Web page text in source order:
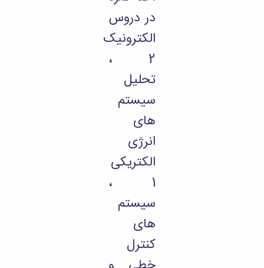
در دروس
الکترونیک
2 ،
تحلیل
سیستم
های
انرژی
الکتریکی
1 ،
سیستم
های
کنترل